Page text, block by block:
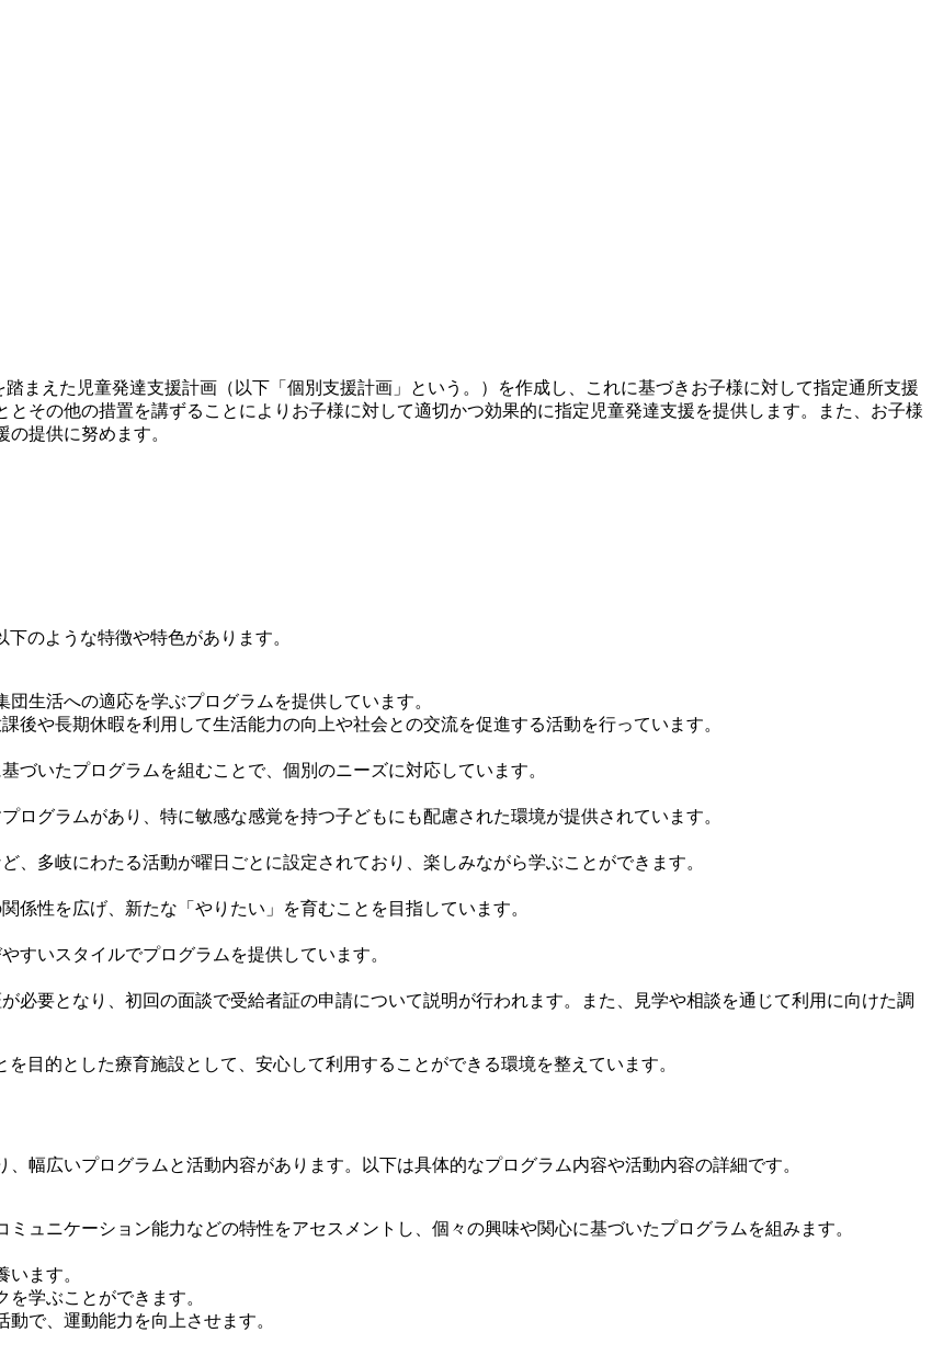
まえた児童発達支援計画（以下「個別支援計画」という。）を作成し、これに基づきお子様に対して指定通所支援
その他の措置を講ずることによりお子様に対して適切かつ効果的に指定児童発達支援を提供します。また、お子様
提供に努めます。
のような特徴や特色があります。
生活への適応を学ぶプログラムを提供しています。
後や長期休暇を利用して生活能力の向上や社会との交流を促進する活動を行っています。
づいたプログラムを組むことで、個別のニーズに対応しています。
ログラムがあり、特に敏感な感覚を持つ子どもにも配慮された環境が提供されています。
、多岐にわたる活動が曜日ごとに設定されており、楽しみながら学ぶことができます。
係性を広げ、新たな「やりたい」を育むことを目指しています。
すいスタイルでプログラムを提供しています。
必要となり、初回の面談で受給者証の申請について説明が行われます。また、見学や相談を通じて利用に向けた調
目的とした療育施設として、安心して利用することができる環境を整えています。
幅広いプログラムと活動内容があります。以下は具体的なプログラム内容や活動内容の詳細です。
ュニケーション能力などの特性をアセスメントし、個々の興味や関心に基づいたプログラムを組みます。
ます。
学ぶことができます。
で、運動能力を向上させます。